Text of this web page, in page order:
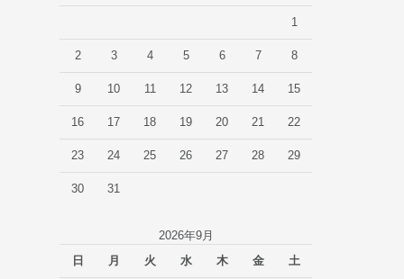
1
2 3 4 5 6 7 8
9 10 11 12 13 14 15
16 17 18 19 20 21 22
23 24 25 26 27 28 29
30 31
2026年9月
日
月 火 水 木 金 土